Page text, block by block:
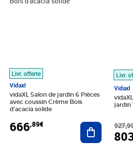
Livr. offerte
Vidaxl
vidaXL Salon de jardin 6 Pièces
avec coussin Crème Bois
d'acacia solide
666,89€ Ajouter au
Livr.
Vidaxl
jardin